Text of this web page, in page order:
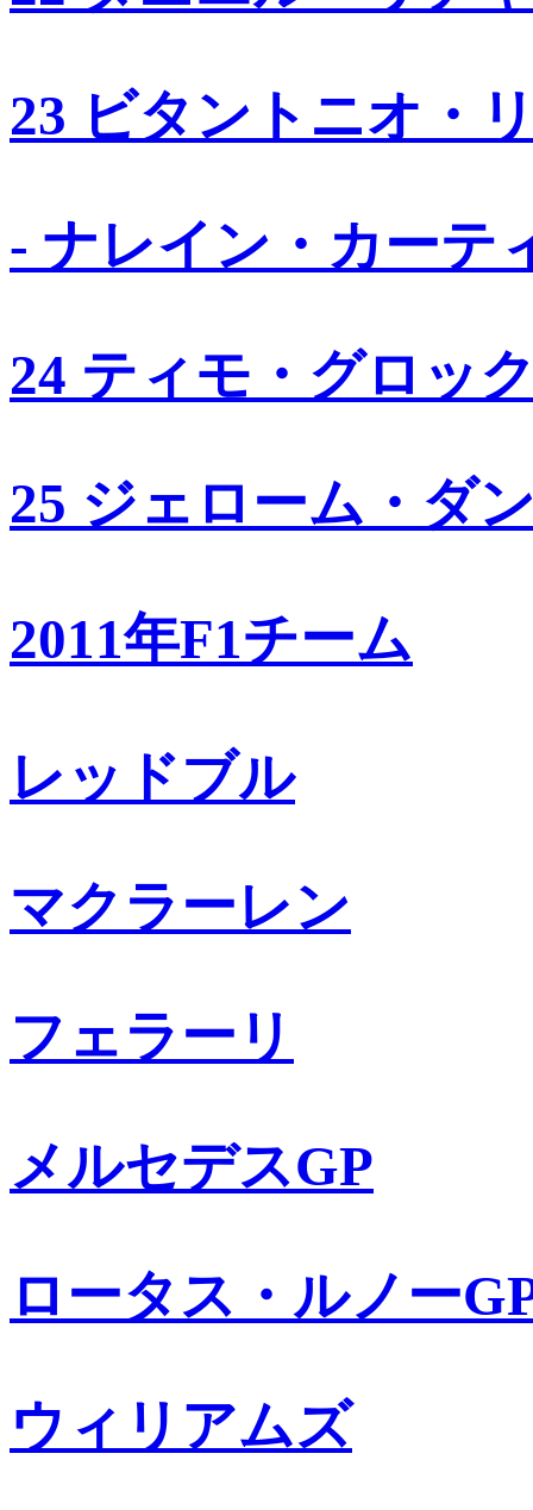
23 ビタントニオ・
- ナレイン・カーテ
24 ティモ・グロッ
25 ジェローム・ダ
2011年F1チーム
レッドブル
マクラーレン
フェラーリ
メルセデスGP
ロータス・ルノー
ウィリアムズ